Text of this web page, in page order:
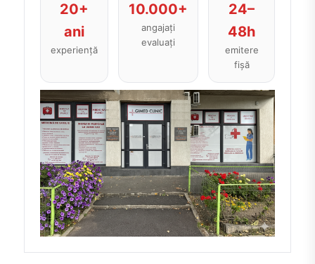
20+
ani
experiență
10.000+
angajați
evaluați
24–
48h
emitere
fișă